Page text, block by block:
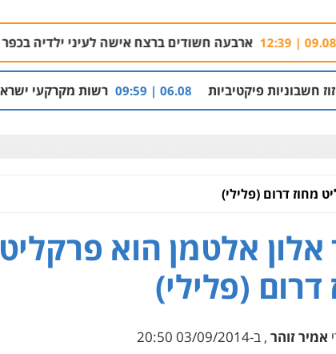
ארבעה חשודים ברצח אישה לעיני ילדיה בכפר בענה | 09:05
06.08 | 09:59 רשות מקרקעי ישראל הרסה
מחוז דרום (פלילי)
אלון אלטמן הוא פרקליט
דרום (פלילי)
אמיר זוהר , ב-03/09/2014 20:50